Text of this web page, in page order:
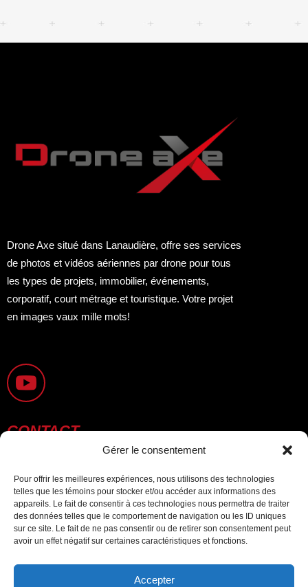
Gérer le consentement
Pour offrir les meilleures expériences, nous utilisons des technologies
telles que les témoins pour stocker et/ou accéder aux informations des
appareils. Le fait de consentir à ces technologies nous permettra de traiter
des données telles que le comportement de navigation ou les ID uniques
sur ce site. Le fait de ne pas consentir ou de retirer son consentement peut
avoir un effet négatif sur certaines caractéristiques et fonctions.
Accepter
Drone Axe situé dans Lanaudière, offre ses services
de photos et vidéos aériennes par drone pour tous
les types de projets, immobilier, événements,
corporatif, court métrage et touristique. Votre projet
en images vaux mille mots!
CONTACT
info@droneaxe.ca
514-358-7231
1221 rang Saint-Albert, Sainte-Mélanie J0K 3A0